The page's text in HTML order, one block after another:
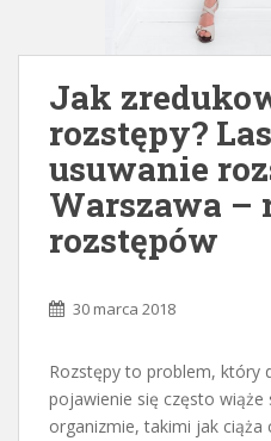
Jak
rozstępy?
usuwanie
Warszawa –
rozstępów
30 marca 2018
Rozstępy to problem, który
pojawienie się często wiąże
organizmie, takimi jak ciąża